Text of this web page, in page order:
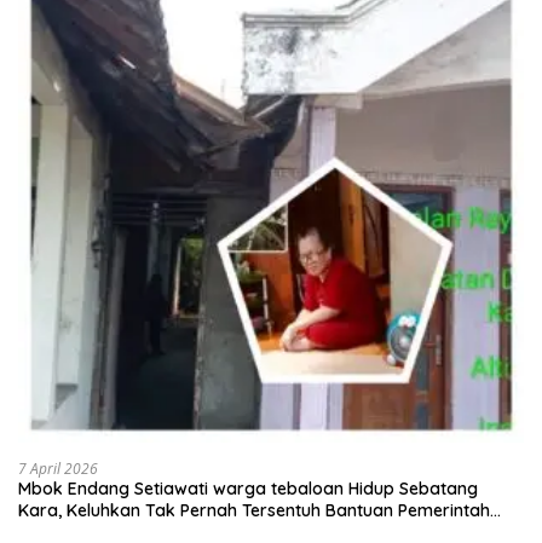
7 April 2026
Mbok Endang Setiawati warga tebaloan Hidup Sebatang
Kara, Keluhkan Tak Pernah Tersentuh Bantuan Pemerintah